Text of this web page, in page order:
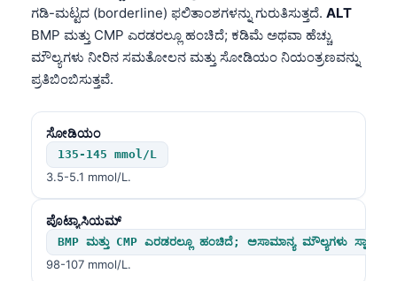
ಗಡಿ-ಮಟ್ಟದ (borderline) ಫಲಿತಾಂಶಗಳನ್ನು ಗುರುತಿಸುತ್ತದೆ. ALT
BMP ಮತ್ತು CMP ಎರಡರಲ್ಲೂ ಹಂಚಿದೆ; ಕಡಿಮೆ ಅಥವಾ ಹೆಚ್ಚು
ಮೌಲ್ಯಗಳು ನೀರಿನ ಸಮತೋಲನ ಮತ್ತು ಸೋಡಿಯಂ ನಿಯಂತ್ರಣವನ್ನು
ಪ್ರತಿಬಿಂಬಿಸುತ್ತವೆ.
ಸೋಡಿಯಂ
135-145 mmol/L
3.5-5.1 mmol/L.
ಪೊಟ್ಯಾಸಿಯಮ್
BMP ಮತ್ತು CMP ಎರಡರಲ್ಲೂ ಹಂಚಿದೆ; ಅಸಾಮಾನ್ಯ ಮೌಲ್ಯಗಳು
98-107 mmol/L.